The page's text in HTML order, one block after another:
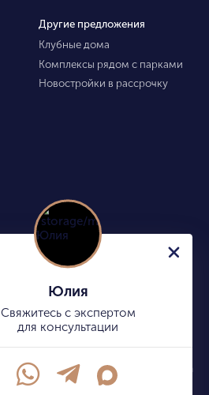
Другие предложения
Клубные дома
Комплексы рядом с парками
Новостройки в рассрочку
Карта сайта info@kupitekvartiru.com
Юлия
Свяжитесь с экспертом
для консультации